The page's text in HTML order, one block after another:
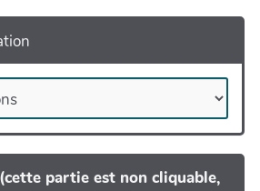
(cette partie est non cliquable,